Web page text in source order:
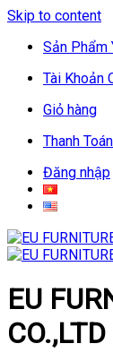
Skip to content
Sản Phẩm
Tài Khoản
Giỏ hàng
Thanh Toán
Đăng nhập
EU
CO.,LTD